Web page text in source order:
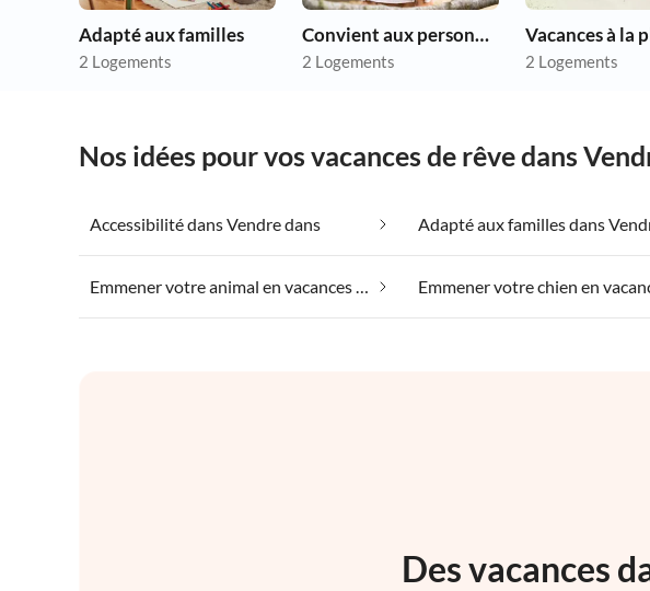
Adapté aux familles
2 Logements
Convient aux personnes allergiques
2 Logements
Vacances à la
2 Logements
Nos idées pour vos vacances de rêve dans
Accessibilité dans Vendre dans
Emmener votre animal en vacances dans Vendre dans
Des vacances